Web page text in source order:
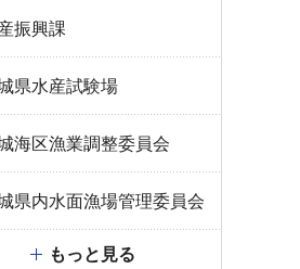
振興課
県水産試験場
海区漁業調整委員会
県内水面漁場管理委員会
もっと見る